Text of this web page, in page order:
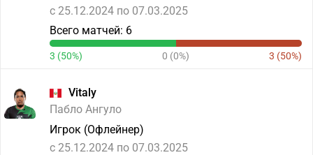
c 25.12.2024 по 07.03.2025
Всего матчей: 6
3 (50%) 0 (0%) 3 (50%)
Vitaly
Пабло Ангуло
Игрок (Офлейнер)
c 25.12.2024 по 07.03.2025